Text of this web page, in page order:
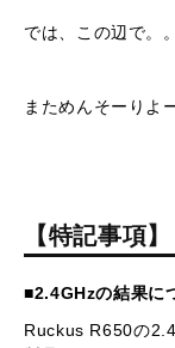
では、この辺で。
まためんそーりよ
【特記事項】
■2.4GHzの結果に
Ruckus R650の